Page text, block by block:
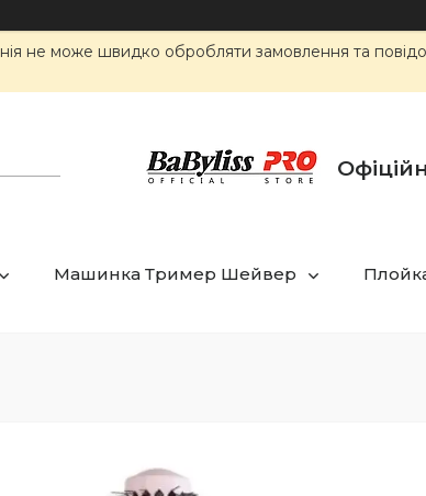
не може швидко обробляти замовлення та
Машинка Тример Шейвер